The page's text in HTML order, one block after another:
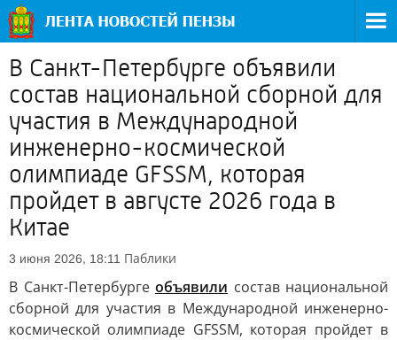
В Санкт-Петербурге объявили
состав национальной сборной для
участия в Международной
инженерно-космической
олимпиаде GFSSM, которая
пройдет в августе 2026 года в
Китае
3 июня 2026, 18:11 Паблики
В Санкт-Петербурге объявили состав национальной
сборной для участия в Международной инженерно-
космической олимпиаде GFSSM, которая пройдет в